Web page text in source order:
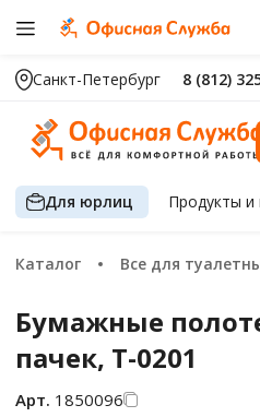
Санкт-Петербург 8 (812)
Для юрлиц Продуктыи
Каталог Все для туалетных
Бумажные
пачек, Т-0201
Арт. 1850096